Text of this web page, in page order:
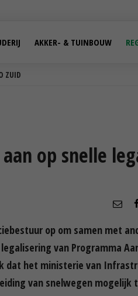
ZUID
AKKER- & TUINBOUW
op snelle
op om samen met
van Programma
dat het ministerie van
van snelwegen mogelijk